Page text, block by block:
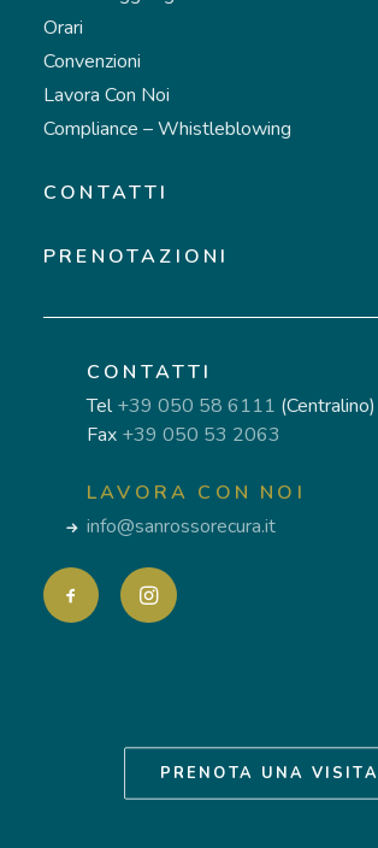
Orari
Convenzioni
Lavora Con Noi
Compliance – Whistleblowing
CONTATTI
PRENOTAZIONI
CONTATTI
Tel+39 050 58 6111 (Centralino)
Fax +39 050 53 2063
LAVORA CON NOI
info@sanrossorecura.it
PRENOTA UNA VISITA